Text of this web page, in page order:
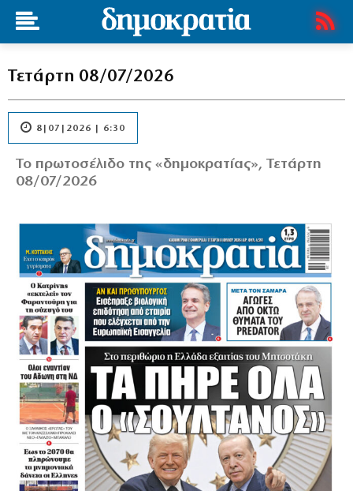
Τετάρτη 08/07/2026
8|07|2026 | 6:30
Το πρωτοσέλιδο της «δημοκρατίας», Τετάρτη
08/07/2026